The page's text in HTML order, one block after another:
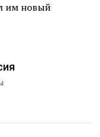
им новый